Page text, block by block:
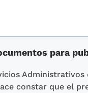
para
constar que el